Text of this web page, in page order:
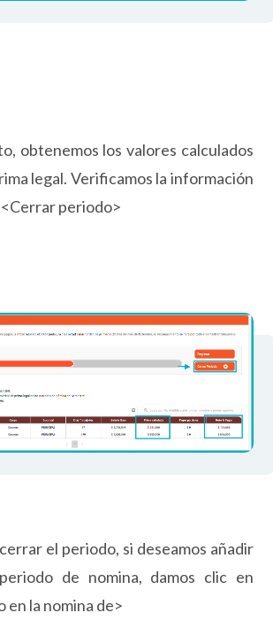
obtenemos los valores calculados
legal. Verificamos la información
periodo>
el periodo, si deseamos añadir
de nomina, damos clic en
en la nomina de>